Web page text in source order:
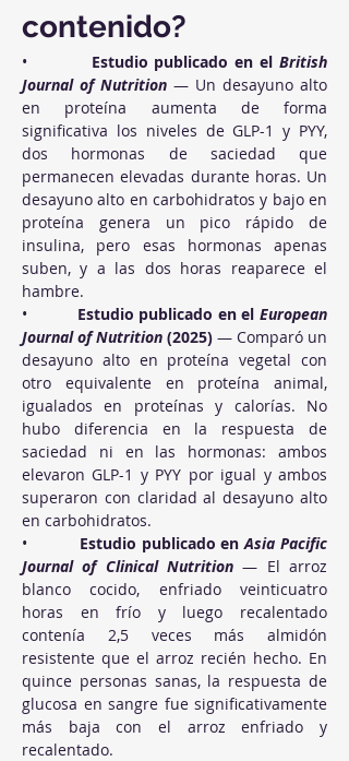
contenido?
• Estudio publicado en el British
Journal of Nutrition — Un desayuno alto
en proteína aumenta de forma
significativa los niveles de GLP-1 y PYY,
dos hormonas de saciedad que
permanecen elevadas durante horas. Un
desayuno alto en carbohidratos y bajo en
proteína genera un pico rápido de
insulina, pero esas hormonas apenas
suben, y a las dos horas reaparece el
hambre.
• Estudio publicado en el European
Journal of Nutrition (2025) — Comparó un
desayuno alto en proteína vegetal con
otro equivalente en proteína animal,
igualados en proteínas y calorías. No
hubo diferencia en la respuesta de
saciedad ni en las hormonas: ambos
elevaron GLP-1 y PYY por igual y ambos
superaron con claridad al desayuno alto
en carbohidratos.
• Estudio publicado en Asia Pacific
Journal of Clinical Nutrition — El arroz
blanco cocido, enfriado veinticuatro
horas en frío y luego recalentado
contenía 2,5 veces más almidón
resistente que el arroz recién hecho. En
quince personas sanas, la respuesta de
glucosa en sangre fue significativamente
más baja con el arroz enfriado y
recalentado.